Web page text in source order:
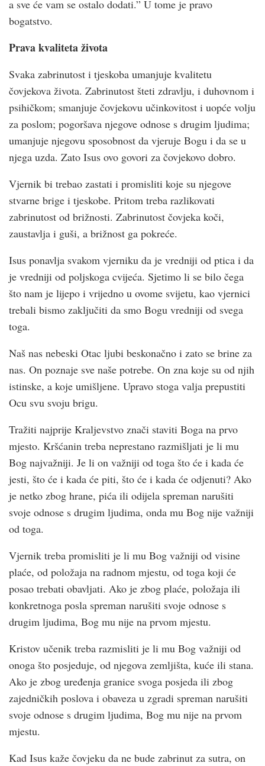
a sve će vam se ostalo dodati.” U tome je pravo
bogatstvo.
Prava kvaliteta života
Svaka zabrinutost i tjeskoba umanjuje kvalitetu
čovjekova života. Zabrinutost šteti zdravlju, i duhovnom i
psihičkom; smanjuje čovjekovu učinkovitost i uopće volju
za poslom; pogoršava njegove odnose s drugim ljudima;
umanjuje njegovu sposobnost da vjeruje Bogu i da se u
njega uzda. Zato Isus ovo govori za čovjekovo dobro.
Vjernik bi trebao zastati i promisliti koje su njegove
stvarne brige i tjeskobe. Pritom treba razlikovati
zabrinutost od brižnosti. Zabrinutost čovjeka koči,
zaustavlja i guši, a brižnost ga pokreće.
Isus ponavlja svakom vjerniku da je vredniji od ptica i da
je vredniji od poljskoga cvijeća. Sjetimo li se bilo čega
što nam je lijepo i vrijedno u ovome svijetu, kao vjernici
trebali bismo zaključiti da smo Bogu vredniji od svega
toga.
Naš nas nebeski Otac ljubi beskonačno i zato se brine za
nas. On poznaje sve naše potrebe. On zna koje su od njih
istinske, a koje umišljene. Upravo stoga valja prepustiti
Ocu svu svoju brigu.
Tražiti najprije Kraljevstvo znači staviti Boga na prvo
mjesto. Kršćanin treba neprestano razmišljati je li mu
Bog najvažniji. Je li on važniji od toga što će i kada će
jesti, što će i kada će piti, što će i kada će odjenuti? Ako
je netko zbog hrane, pića ili odijela spreman narušiti
svoje odnose s drugim ljudima, onda mu Bog nije važniji
od toga.
Vjernik treba promisliti je li mu Bog važniji od visine
plaće, od položaja na radnom mjestu, od toga koji će
posao trebati obavljati. Ako je zbog plaće, položaja ili
konkretnoga posla spreman narušiti svoje odnose s
drugim ljudima, Bog mu nije na prvom mjestu.
Kristov učenik treba razmisliti je li mu Bog važniji od
onoga što posjeduje, od njegova zemljišta, kuće ili stana.
Ako je zbog uređenja granice svoga posjeda ili zbog
zajedničkih poslova i obaveza u zgradi spreman narušiti
svoje odnose s drugim ljudima, Bog mu nije na prvom
mjestu.
Kad Isus kaže čovjeku da ne bude zabrinut za sutra, on